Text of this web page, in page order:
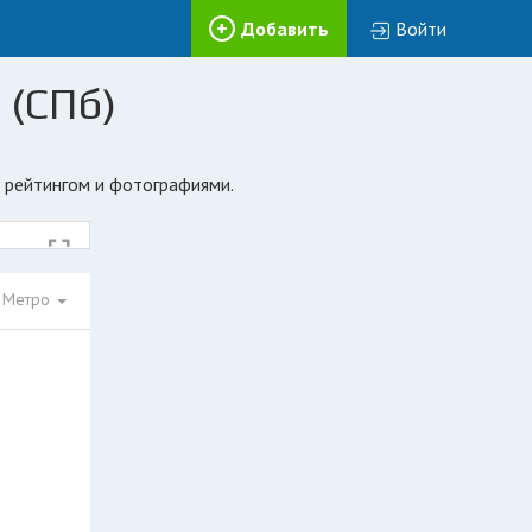
Добавить Войти
(СПб)
и фотографиями.
Метро